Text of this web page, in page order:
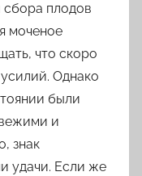
плодов
моченое
что скоро
Однако
были
и
знак
удачи. Если же